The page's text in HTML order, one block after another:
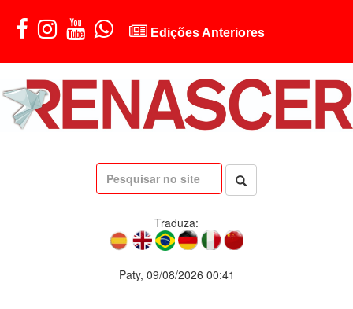
Edições Anteriores
Traduza:
Paty, 09/08/2026 00:41